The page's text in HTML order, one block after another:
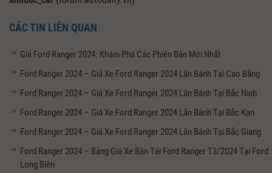
CÁC TIN LIÊN QUAN
Giá Ford Ranger 2024: Khám Phá Các Phiên Bản Mới Nhất
Ford Ranger 2024 – Giá Xe Ford Ranger 2024 Lăn Bánh Tại Cao Bằng
Ford Ranger 2024 – Giá Xe Ford Ranger 2024 Lăn Bánh Tại Bắc Ninh
Ford Ranger 2024 – Giá Xe Ford Ranger 2024 Lăn Bánh Tại Bắc Kạn
Ford Ranger 2024 – Giá Xe Ford Ranger 2024 Lăn Bánh Tại Bắc Giang
Ford Ranger 2024 – Bảng Giá Xe Bán Tải Ford Ranger T3/2024 Tại Ford
Long Biên